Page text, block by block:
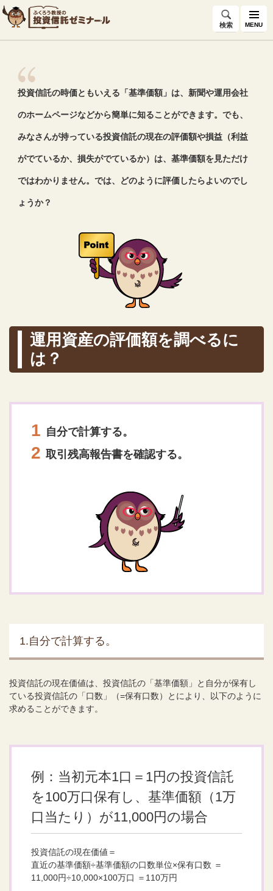
検索 MENU
投資信託の時価ともいえる「基準価額」は、新聞や運用会社
のホームページなどから簡単に知ることができます。でも、
みなさんが持っている投資信託の現在の評価額や損益（利益
がでているか、損失がでているか）は、基準価額を見ただけ
ではわかりません。では、どのように評価したらよいのでし
ょうか？
運用資産の評価額を調べるに
は？
自分で計算する。
取引残高報告書を確認する。
1.自分で計算する。
投資信託の現在価値は、投資信託の「基準価額」と自分が保有し
ている投資信託の「口数」（=保有口数）とにより、以下のように
求めることができます。
例：当初元本1口＝1円の投資信託
を100万口保有し、基準価額（1万
口当たり）が11,000円の場合
投資信託の現在価値＝
直近の基準価額÷基準価額の口数単位×保有口数 ＝
11,000円÷10,000×100万口 ＝110万円